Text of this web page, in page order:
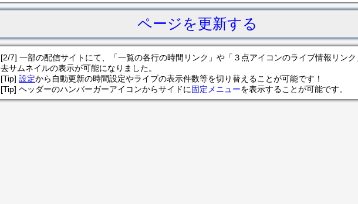
ページを更新する
[2/7] 一部の配信サイトにて、「一覧の各行の時間リンク」や「３点アイコンのライブ情報リンク
去サムネイルの表示が可能になりました。
[Tip] 設定から自動更新の時間設定やライブの表示件数等を切り替えることが可能です！
[Tip] ヘッダーのハンバーガーアイコンからサイドに固定メニューを表示することが可能です。